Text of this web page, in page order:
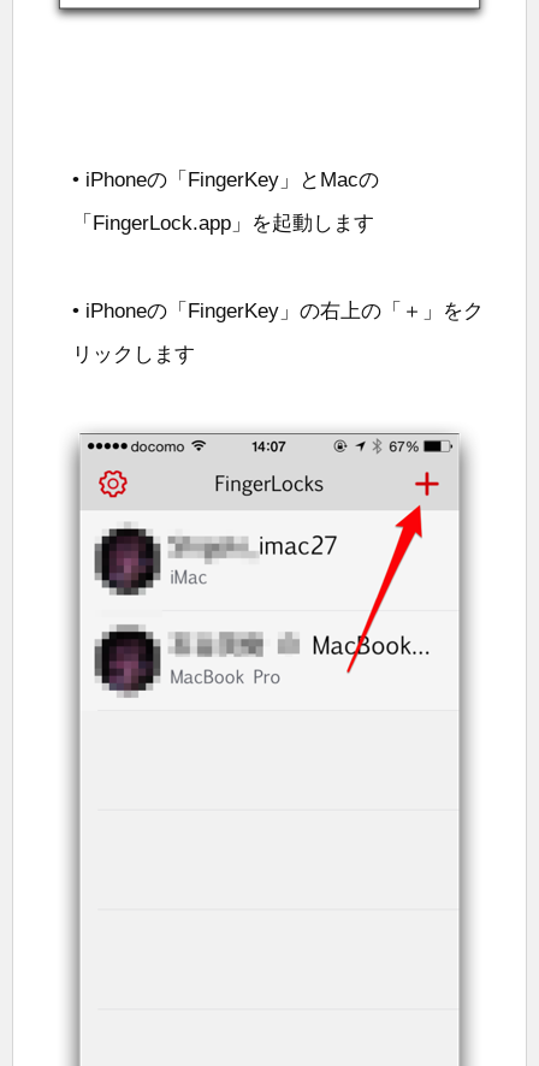
• iPhoneの「FingerKey」とMacの
「FingerLock.app」を起動します
• iPhoneの「FingerKey」の右上の「＋」をク
リックします